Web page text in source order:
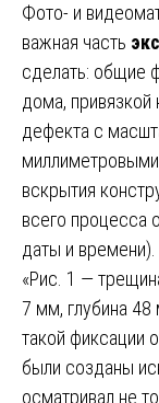
Фото- и
важная часть
сделать: общие
дома,
дефекта с
вскрытия
всего процесса
даты и
«Рис. 1 —
7 мм, глубина
такой фиксации
были созданы
осматривал не